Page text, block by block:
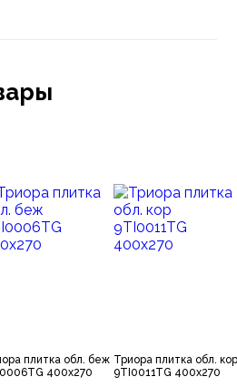
плитка обл. беж
400х270
Триора плитка обл. кор
9TI0011TG 400х270